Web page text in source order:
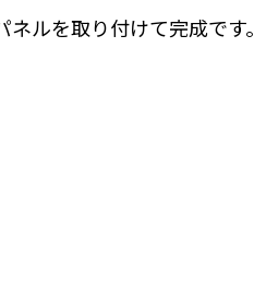
ルを取り付けて完成です。